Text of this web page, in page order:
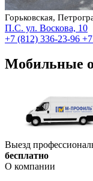
Горьковская,
П.С. ул. Воскова, 10
+7 (812) 336-23-96
Мобильные
Выезд
бесплатно
О компании